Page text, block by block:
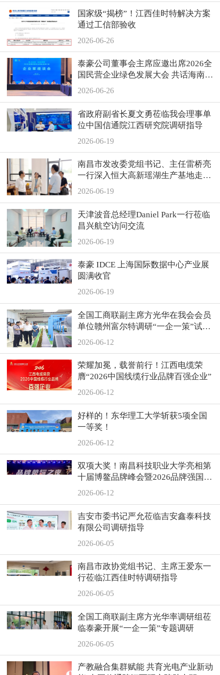
国家级“揭榜”！江西佳时特解决方案
通过工信部验收
2026-06-26
泰豪公司董事会主席应邀出席2026全
国民营企业绿色发展大会 共话海南自
贸港绿色新机遇
2026-06-26
省政府副省长夏文勇莅临我会理事单
位中国信通院江西研究院调研指导
2026-06-19
南昌市发改委党组书记、主任雷桥亮
一行深入恒大高新瑶湖生产基地走访
调研
2026-06-19
天津波音总经理Daniel Park一行莅临
昌兴航空访问交流
2026-06-19
泰豪 IDCE 上海国际数据中心产业展
圆满收官
2026-06-19
全国工商联副主席方光华在我会会员
单位赣州富尔特调研“一企一策”试点
服务工作
2026-06-12
荣耀加冕，载誉前行！江西电缆荣
膺“2026中国线缆行业品牌百强企业”
2026-06-12
好样的！东华理工大学斩获5项全国
一等奖！
2026-06-12
双项大奖！南昌科技职业大学亮相第
十届博鳌品牌峰会暨2026品牌强国论
坛
2026-06-12
吉安市委书记严允莅临吉安鑫泰科技
有限公司调研指导
2026-06-05
南昌市政协党组书记、主席王爱东一
行莅临江西佳时特调研指导
2026-06-05
全国工商联副主席方光华率调研组莅
临泰豪开展“一企一策”专题调研
2026-06-05
产教融合集群赋能 共育光电产业新动